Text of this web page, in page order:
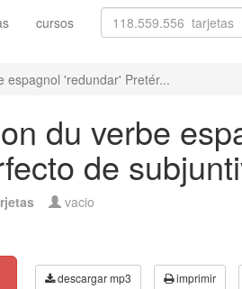
cursos
espagnol 'redundar' Pretér...
du verbe
de
vacio
descargar mp3 imprimir